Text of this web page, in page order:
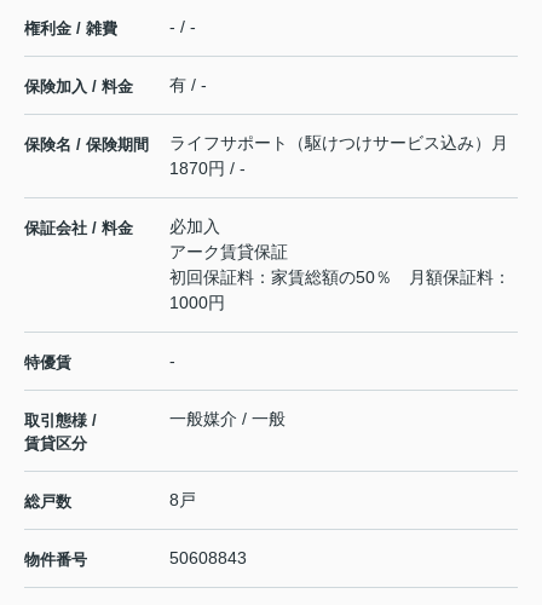
権利金 / 雑費 - / -
保険加入 / 料金 有 / -
保険名 / 保険期間
ライフサポート（駆けつけサービス込み）月
1870円 / -
保証会社 / 料金
必加入
アーク賃貸保証
初回保証料：家賃総額の50％ 月額保証料：
1000円
特優賃 -
取引態様 /
賃貸区分
一般媒介 / 一般
総戸数 8戸
物件番号 50608843